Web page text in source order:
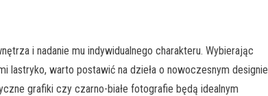
i nadanie mu indywidualnego charakteru. Wybierając
warto postawić na dzieła o nowoczesnym designie
grafiki czy czarno-białe fotografie będą idealnym